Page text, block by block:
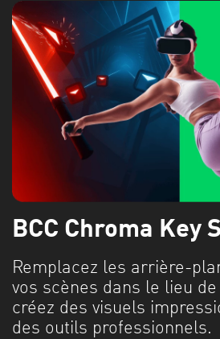
BCC Chroma Key
Remplacez les arrière-
vos scènes dans le lieu
créez des visuels
des outils professionnels.